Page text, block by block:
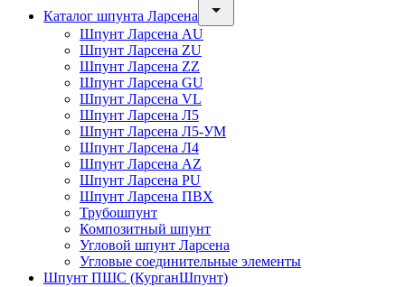
Каталог шпунта Ларсена
Шпунт Ларсена AU
Шпунт Ларсена ZU
Шпунт Ларсена ZZ
Шпунт Ларсена GU
Шпунт Ларсена VL
Шпунт Ларсена Л5
Шпунт Ларсена Л5-УМ
Шпунт Ларсена Л4
Шпунт Ларсена AZ
Шпунт Ларсена PU
Шпунт Ларсена ПВХ
Трубошпунт
Композитный шпунт
Угловой шпунт Ларсена
Угловые соединительные элементы
Шпунт ПШС (КурганШпунт)